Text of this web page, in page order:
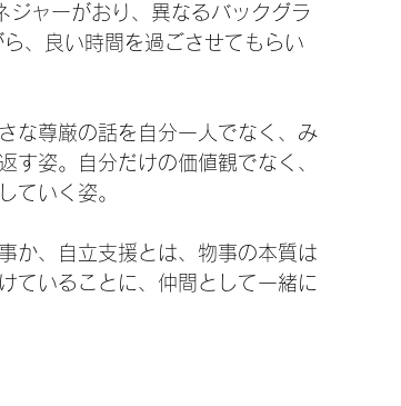
ャーがおり、異なるバックグラ
、良い時間を過ごさせてもらい
な尊厳の話を自分一人でなく、み
す姿。自分だけの価値観でなく、
ていく姿。
か、自立支援とは、物事の本質は
ていることに、仲間として一緒に